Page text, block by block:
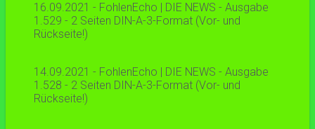
16.09.2021 - FohlenEcho | DIE NEWS - Ausgabe
1.529 - 2 Seiten DIN-A-3-Format (Vor- und
Rückseite!)
14.09.2021 - FohlenEcho | DIE NEWS - Ausgabe
1.528 - 2 Seiten DIN-A-3-Format (Vor- und
Rückseite!)